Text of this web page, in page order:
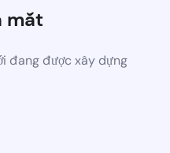
mắt
đang được xây dựng